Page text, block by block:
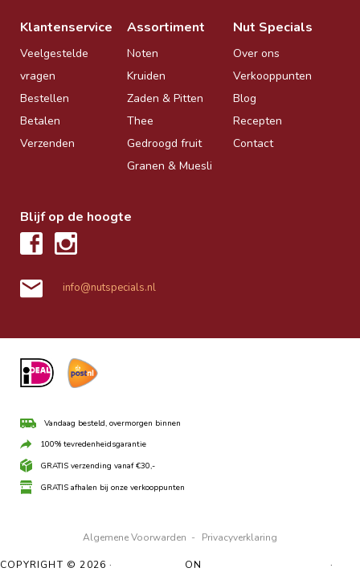
Klantenservice
Veelgestelde
vragen
Bestellen
Betalen
Verzenden
Assortiment
Noten
Kruiden
Zaden & Pitten
Thee
Gedroogd fruit
Granen & Muesli
Nut Specials
Over ons
Verkooppunten
Blog
Recepten
Contact
Blijf op de hoogte
info@nutspecials.nl
Vandaag besteld, overmorgen binnen
100% tevredenheidsgarantie
GRATIS verzending vanaf €30,-
GRATIS afhalen bij onze verkooppunten
Algemene Voorwarden - Privacyverklaring
COPYRIGHT © 2026 · ON
·